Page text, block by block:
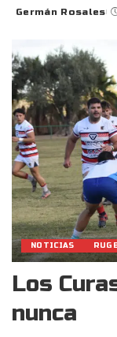
Posted
Germán Rosales
NOTICIAS
Los
nunca